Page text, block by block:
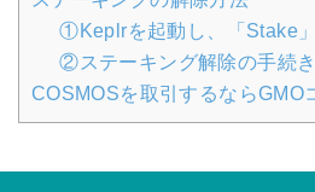
①Keplrを起動し、「Stake
②ステーキング解除の手続
COSMOSを取引するならGMO